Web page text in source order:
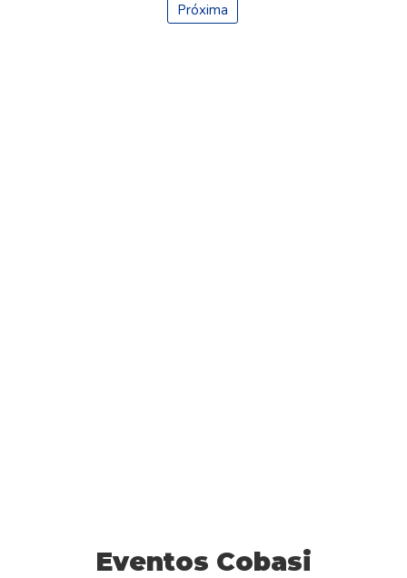
Próxima
Eventos Cobasi